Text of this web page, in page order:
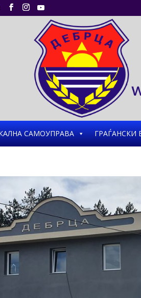
САМОУПРАВА ГРАЃАНСКИ